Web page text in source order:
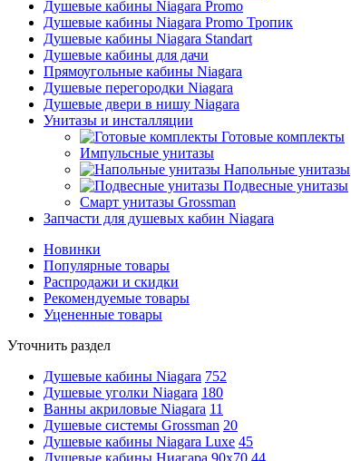
Душевые кабины Niagara Promo
Душевые кабины Niagara Promo Тропик
Душевые кабины Niagara Standart
Душевые кабины для дачи
Прямоугольные кабины Niagara
Душевые перегородки Niagara
Душевые двери в нишу Niagara
Унитазы и инсталляции
Готовые комплекты
Импульсные унитазы
Напольные унитазы
Подвесные унитазы
Смарт унитазы Grossman
Запчасти для душевых кабин Niagara
Новинки
Популярные товары
Распродажи и скидки
Рекомендуемые товары
Уцененные товары
Уточнить раздел
Душевые кабины Niagara 752
Душевые уголки Niagara 180
Ванны акриловые Niagara 11
Душевые системы Grossman 20
Душевые кабины Niagara Luxe 45
Душевые кабины Ниагара 90x70 44